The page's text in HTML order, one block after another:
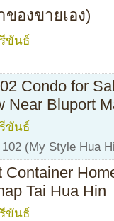
องขายเอง)
ขันธ์
Condo for
Near Bluport
ขันธ์
(My Style Hua
Container
Tai Hua Hin
ขันธ์